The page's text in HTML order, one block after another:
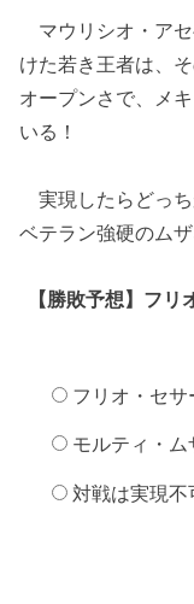
マウリシオ・ア
けた若き王者は、
オープンさで、メ
いる！
実現したらどっち
ベテラン強硬のムザ
【勝敗予想】フ
フリオ・セサ
モルティ・ム
対戦は実現不